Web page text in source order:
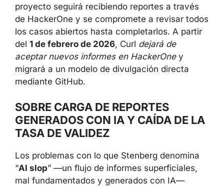
proyecto seguirá recibiendo reportes a través
de HackerOne y se compromete a revisar todos
los casos abiertos hasta completarlos. A partir
del 1 de febrero de 2026, Curl dejará de
aceptar nuevos informes en HackerOney
migrará a un modelo de divulgación directa
mediante GitHub.
SOBRE CARGA DE REPORTES
GENERADOS CON IA Y CAÍDA DE LA
TASA DE VALIDEZ
Los problemas con lo que Stenberg denomina
“AI slop” —un flujo de informes superficiales,
mal fundamentados y generados con IA—